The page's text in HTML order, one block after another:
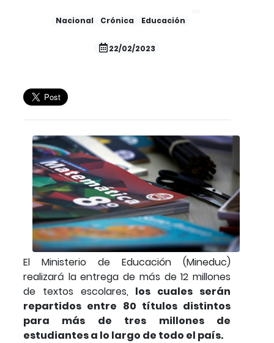
Nacional Crónica Educación
22/02/2023
El Ministerio de Educación (Mineduc)
realizará la entrega de más de 12 millones
de textos escolares, los cuales serán
repartidos entre 80 títulos distintos
para más de tres millones de
estudiantes a lo largo de todo el país.